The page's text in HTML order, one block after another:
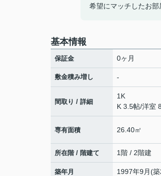
希望にマッチしたお部
基本情報
保証金 0ヶ月
敷金積み増し -
間取り / 詳細
1K
K 3.5帖/洋室
専有面積 26.40㎡
所在階 / 階建て 1階 / 2階建
築年月 1997年9月(